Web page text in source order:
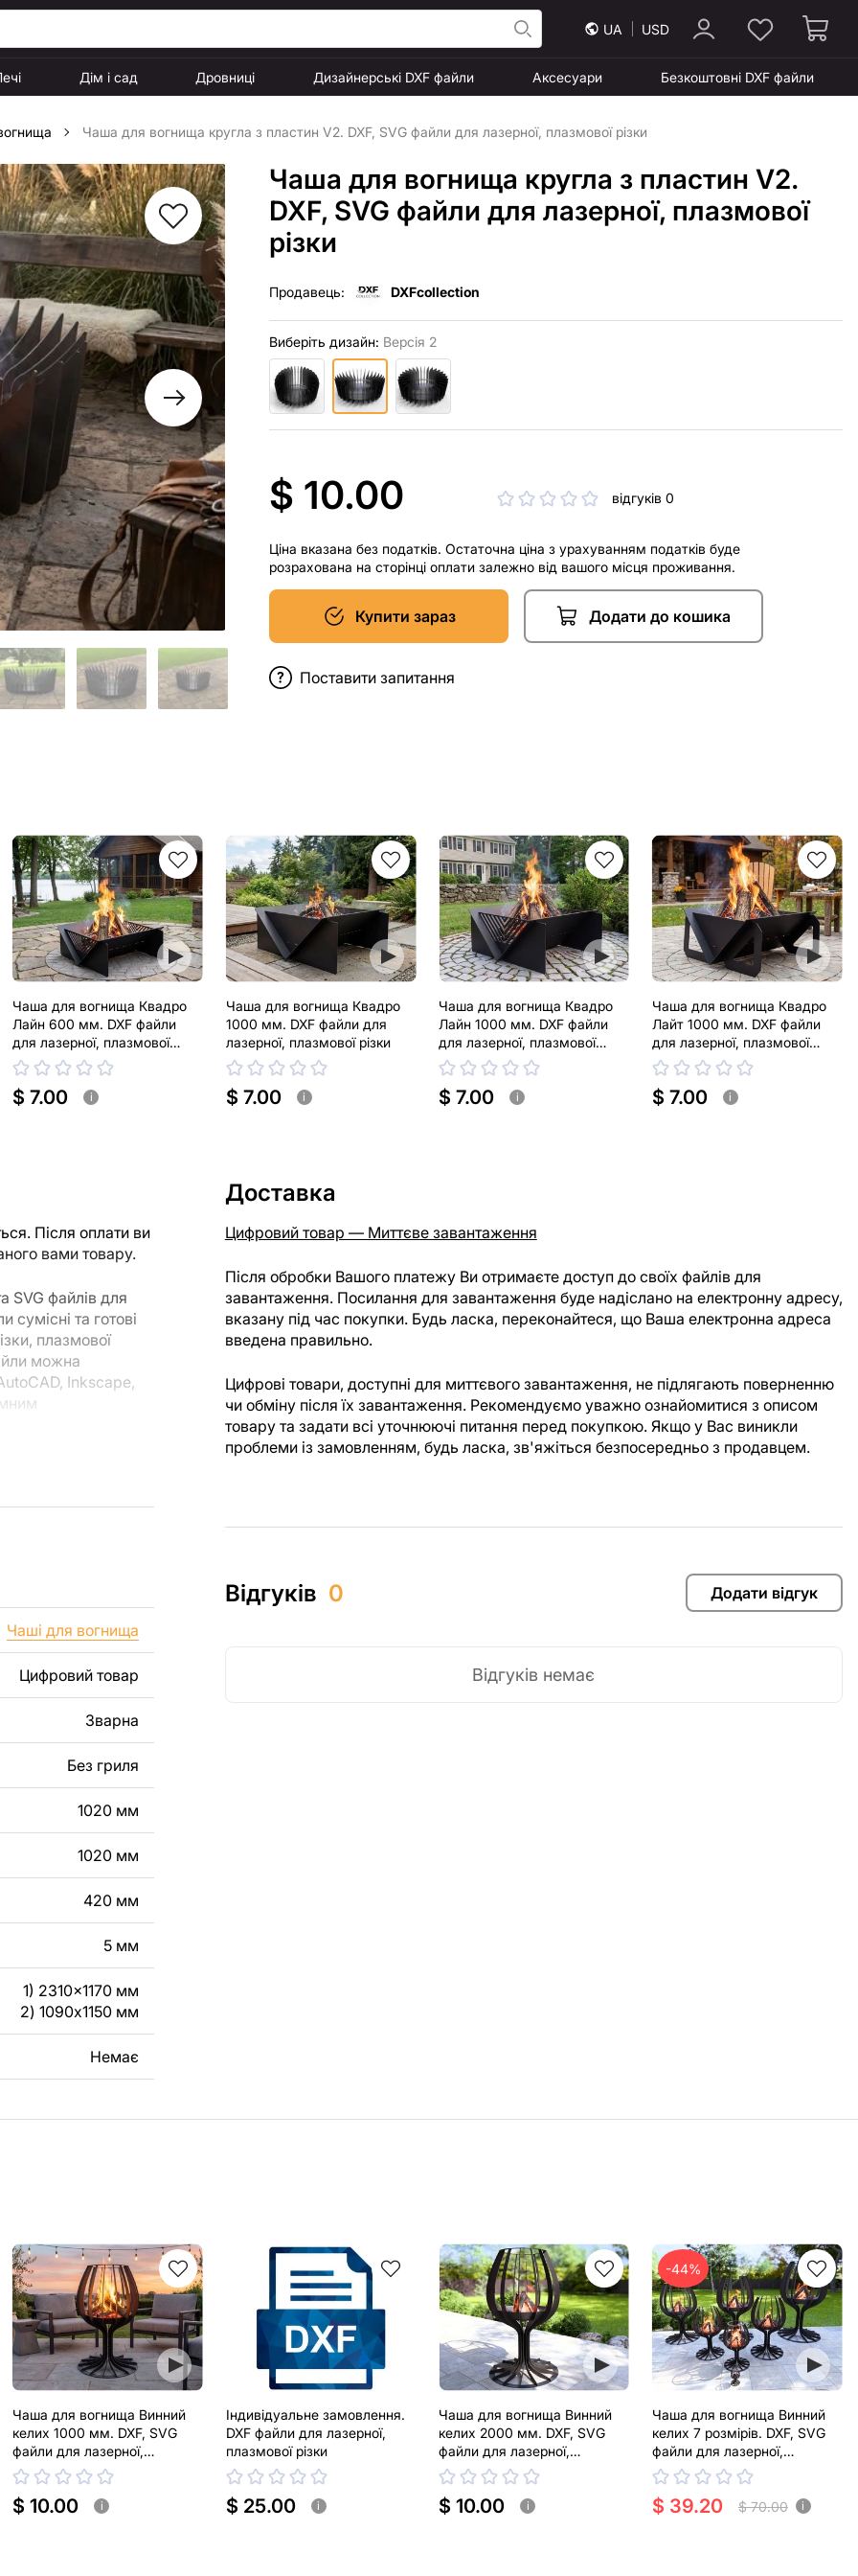
UA USD
Дім і сад Дровниці Дизайнерські DXF файли Аксесуари Безкоштовні DXF файли
Чаша для вогнища кругла з пластин V2. DXF, SVG файли для лазерної, плазмової різки
Чаша для вогнища кругла з пластин V2.
DXF, SVG файли для лазерної, плазмової
різки
Продавець: DXFcollection
Виберіть дизайн: Версія 2
$ 10.00 відгуків 0
Ціна вказана без податків. Остаточна ціна з урахуванням податків буде
розрахована на сторінці оплати залежно від вашого місця проживання.
Купити зараз Додати до кошика
Поставити запитання
Чаша для вогнища Квадро
Лайн 600 мм. DXF файли
для лазерної, плазмової
різки
$ 7.00 i
Чаша для вогнища Квадро
1000 мм. DXF файли для
лазерної, плазмової різки
$ 7.00 i
Чаша для вогнища Квадро
Лайн 1000 мм. DXF файли
для лазерної, плазмової
різки
$ 7.00 i
Чаша для вогнища Квадро
Лайт 1000 мм. DXF файли
для лазерної, плазмової
різки
$ 7.00 i
Після оплати ви
вами товару.
SVG файлів для
та готові
плазмової
можна
Inkscape,
ви могли
виробів як для
заборонені.
виробу. Якщо вам
з металу для
зв'яжіться з
Чаші для вогнища
Цифровий товар
Зварна
Без гриля
1020 мм
1020 мм
420 мм
5 мм
1) 2310x1170 мм
2) 1090x1150 мм
Немає
Доставка
Цифровий товар — Миттєве завантаження
Після обробки Вашого платежу Ви отримаєте доступ до своїх файлів для
завантаження. Посилання для завантаження буде надіслано на електронну адресу,
вказану під час покупки. Будь ласка, переконайтеся, що Ваша електронна адреса
введена правильно.
Цифрові товари, доступні для миттєвого завантаження, не підлягають поверненню
чи обміну після їх завантаження. Рекомендуємо уважно ознайомитися з описом
товару та задати всі уточнюючі питання перед покупкою. Якщо у Вас виникли
проблеми із замовленням, будь ласка, зв'яжіться безпосередньо з продавцем.
Відгуків 0 Додати відгук
Відгуків немає
Чаша для вогнища Винний
келих 1000 мм. DXF, SVG
файли для лазерної,
плазмової різки
$ 10.00 i
Індивідуальне замовлення.
DXF файли для лазерної,
плазмової різки
$ 25.00 i
Чаша для вогнища Винний
келих 2000 мм. DXF, SVG
файли для лазерної,
плазмової різки
$ 10.00 i
-44%
Чаша для вогнища Винний
келих 7 розмірів. DXF, SVG
файли для лазерної,
плазмової різки
$ 39.20 $ 70.00 i